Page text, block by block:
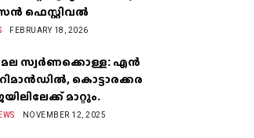
ഫെസ്റ്റിവൽ
FEBRUARY 18, 2026
സ്വർണക്കൊള്ള: എൻ
കൊട്ടാരക്കര
മാറ്റും.
NOVEMBER 12, 2025